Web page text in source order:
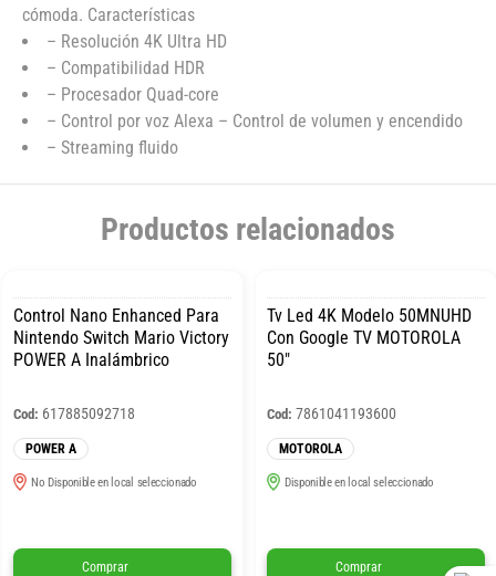
cómoda. Características
– Resolución 4K Ultra HD
– Compatibilidad HDR
– Procesador Quad-core
– Control por voz Alexa – Control de volumen y encendido
– Streaming fluido
Productos relacionados
Control Nano Enhanced Para
Nintendo Switch Mario Victory
POWER A Inalámbrico
Cod: 617885092718
POWER A
No Disponible en local seleccionado
Comprar
Tv Led 4K Modelo 50MNUHD
Con Google TV MOTOROLA
50″
Cod: 7861041193600
MOTOROLA
Disponible en local seleccionado
Comprar